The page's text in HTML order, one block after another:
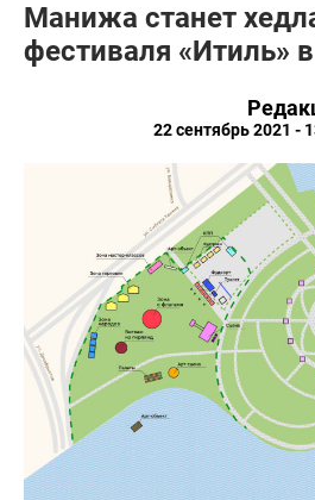
Манижа станет
фестиваля «Итиль»
22 сентябрь 2021 -